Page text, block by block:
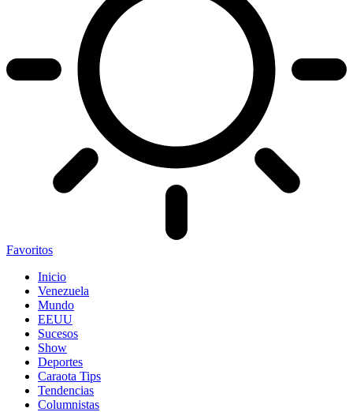
Favoritos
Inicio
Venezuela
Mundo
EEUU
Sucesos
Show
Deportes
Caraota Tips
Tendencias
Columnistas